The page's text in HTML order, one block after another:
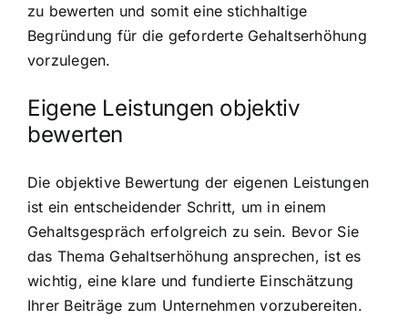
zu bewerten und somit eine stichhaltige
Begründung für die geforderte Gehaltserhöhung
vorzulegen.
Eigene Leistungen objektiv
bewerten
Die objektive Bewertung der eigenen Leistungen
ist ein entscheidender Schritt, um in einem
Gehaltsgespräch erfolgreich zu sein. Bevor Sie
das Thema Gehaltserhöhung ansprechen, ist es
wichtig, eine klare und fundierte Einschätzung
Ihrer Beiträge zum Unternehmen vorzubereiten.